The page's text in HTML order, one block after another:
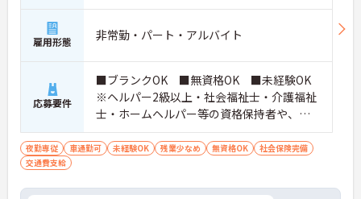
雇用形態 非常勤・パート・アルバイト
応募要件
■ブランクOK ■無資格OK ■未経験OK
※ヘルパー2級以上・社会福祉士・介護福祉
士・ホームヘルパー等の資格保持者や、福
祉系業務経験者、障害者支援施設経験者、
生活支援員、障害者支援員、就労支援員、
夜勤専従 車通勤可 未経験OK 残業少なめ 無資格OK
社会保険完備
交通費支給